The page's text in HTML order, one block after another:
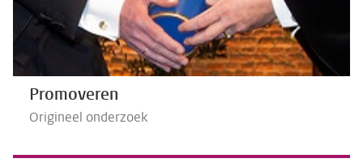
Promoveren
Origineel onderzoek